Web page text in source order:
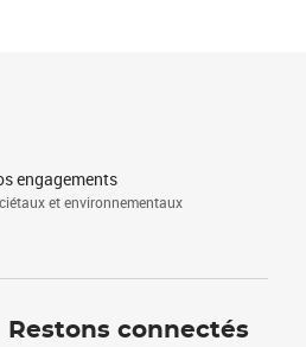
engagements
et environnementaux
Restons connectés